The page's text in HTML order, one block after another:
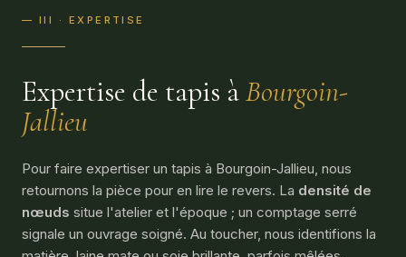
— III · EXPERTISE
Expertise de tapis àBourgoin-
Jallieu
Pour faire expertiser un tapis à Bourgoin-Jallieu, nous
retournons la pièce pour en lire le revers. La densité de
nœuds situe l'atelier et l'époque ; un comptage serré
signale un ouvrage soigné. Au toucher, nous identifions la